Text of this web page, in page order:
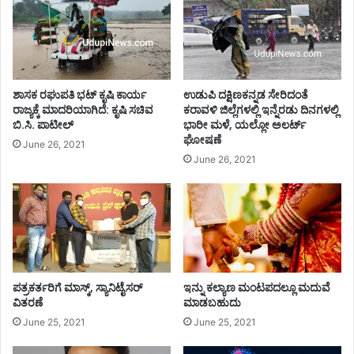
ಯ
ಕ
ರ್ಫ್
ರೀ
ಯ
ಎಂ
ಸ್
ಎಂ
ಇ
ದಿ
ನ
2
1
ರ
ಆ
ಚ
ರ
ಣೆ
ಶಾಸಕ ರಘುಪತಿ‌ ಭಟ್ ಕೃಷಿ ಕಾರ್ಯ
ರಾಜ್ಯಕ್ಕೆ ಮಾದರಿಯಾಗಿದೆ: ಕೃಷಿ ಸಚಿವ
ಬಿ.ಸಿ. ಪಾಟೀಲ್
June 26, 2021
ಉಡುಪಿ ದಕ್ಷಿಣಕನ್ನಡ ಸೇರಿದಂತೆ
ಕರಾವಳಿ ಜಿಲ್ಲೆಗಳಲ್ಲಿ ಇನ್ನೆರಡು ದಿನಗಳಲ್ಲಿ
ಭಾರೀ ಮಳೆ, ಯಲ್ಲೋ ಅಲರ್ಟ್
ಘೋಷಣೆ
June 26, 2021
ಪತ್ರಕರ್ತರಿಗೆ ಮಾಸ್ಕ್, ಸ್ಯಾನಿಟೈಸರ್
ವಿತರಣೆ
June 25, 2021
ಇನ್ನು ಕಲ್ಯಾಣ ಮಂಟಪದಲ್ಲೂ ಮದುವೆ
ಮಾಡಬಹುದು
June 25, 2021